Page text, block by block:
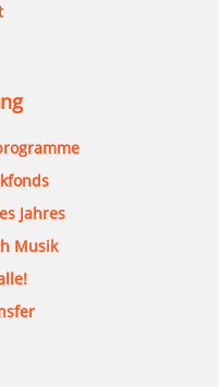
Jahres
Musik